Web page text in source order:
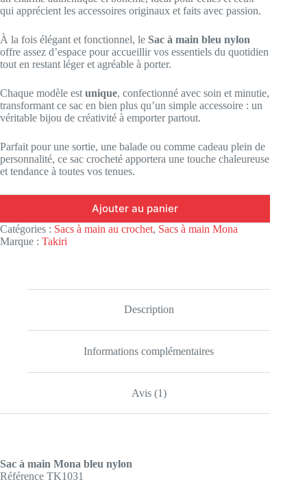
qui apprécient les accessoires originaux et faits avec passion.
À la fois élégant et fonctionnel, le Sac à main bleu nylon
offre assez d’espace pour accueillir vos essentiels du quotidien
tout en restant léger et agréable à porter.
Chaque modèle est unique, confectionné avec soin et minutie,
transformant ce sac en bien plus qu’un simple accessoire : un
véritable bijou de créativité à emporter partout.
Parfait pour une sortie, une balade ou comme cadeau plein de
personnalité, ce sac crocheté apportera une touche chaleureuse
et tendance à toutes vos tenues.
Ajouter au panier
Catégories : Sacs à main au crochet, Sacs à main Mona
Marque : Takiri
Description
Informations complémentaires
Avis (1)
Sac à main Mona bleu nylon
Référence TK1031